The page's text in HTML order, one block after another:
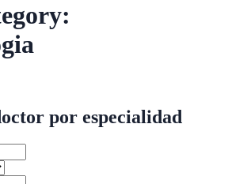
por especialidad